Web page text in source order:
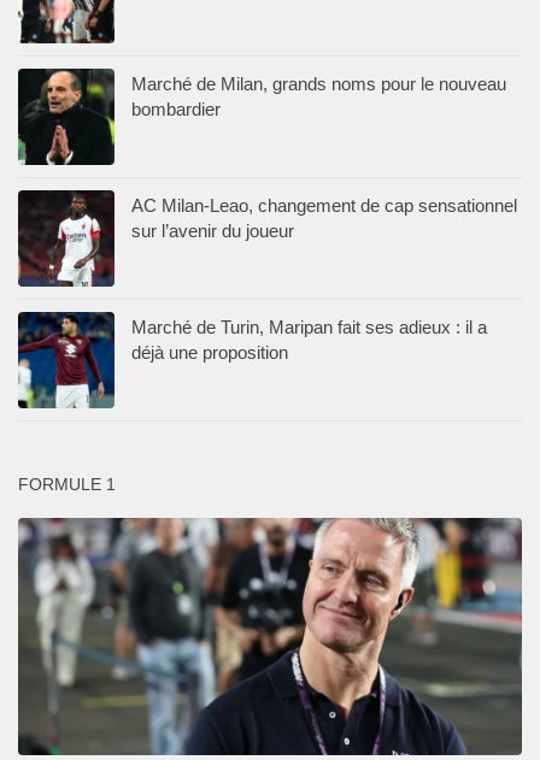
Marché de Milan, grands noms pour le nouveau
bombardier
AC Milan-Leao, changement de cap sensationnel
sur l’avenir du joueur
Marché de Turin, Maripan fait ses adieux : il a
déjà une proposition
FORMULE 1